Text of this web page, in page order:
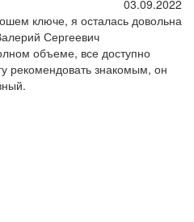
03.09.2022
ключе, я осталась довольна
Сергеевич
объеме, все доступно
рекомендовать знакомым, он